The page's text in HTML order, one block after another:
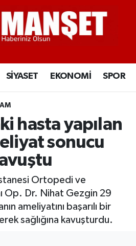
SİYASET EKONOMİ SPOR
hasta yapılan
sonucu
Ortopedi ve
Op. Dr. Nihat Gezgin 29
ameliyatını başarılı bir
sağlığına kavuşturdu.
Haritası
ve Fikstür